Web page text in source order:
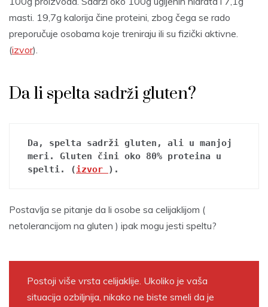
masti. 19,7g kalorija čine proteini, zbog čega se rado
preporučuje osobama koje treniraju ili su fizički aktivne.
(izvor).
Da li spelta sadrži gluten?
Da, spelta sadrži gluten, ali u manjoj
meri. Gluten čini oko 80% proteina u
spelti. (izvor ).
Postavlja se pitanje da li osobe sa celijaklijom (
netolerancijom na gluten ) ipak mogu jesti speltu?
Postoji više vrsta celijaklije. Ukoliko je vaša
situacija ozbiljnija, nikako ne biste smeli da je